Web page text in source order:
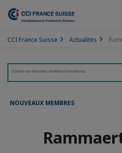
CCI France Suisse Actualités
NOUVEAUX MEMBRES